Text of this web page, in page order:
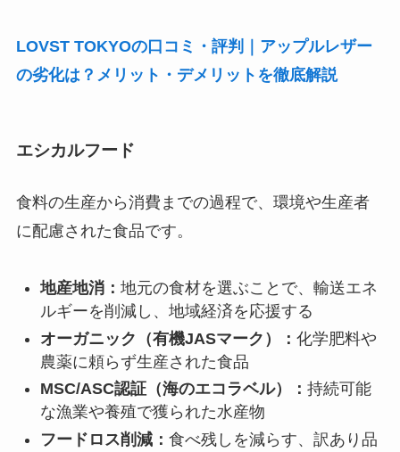
LOVST TOKYOの口コミ・評判｜アップルレザー
の劣化は？メリット・デメリットを徹底解説
エシカルフード
食料の生産から消費までの過程で、環境や生産者
に配慮された食品です。
地産地消： 地元の食材を選ぶことで、輸送エネ
ルギーを削減し、地域経済を応援する
オーガニック（有機JASマーク）： 化学肥料や
農薬に頼らず生産された食品
MSC/ASC認証（海のエコラベル）： 持続可能
な漁業や養殖で獲られた水産物
フードロス削減： 食べ残しを減らす、訳あり品